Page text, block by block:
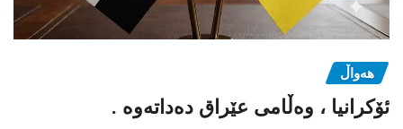
هەواڵ
ئۆکرانیا ، وەڵامی عێراق دەداتەوە .